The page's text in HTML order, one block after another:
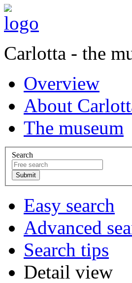
Carlotta - the
Overview
About
The museum
Search
Easy search
Advanced
Search tips
Detail view